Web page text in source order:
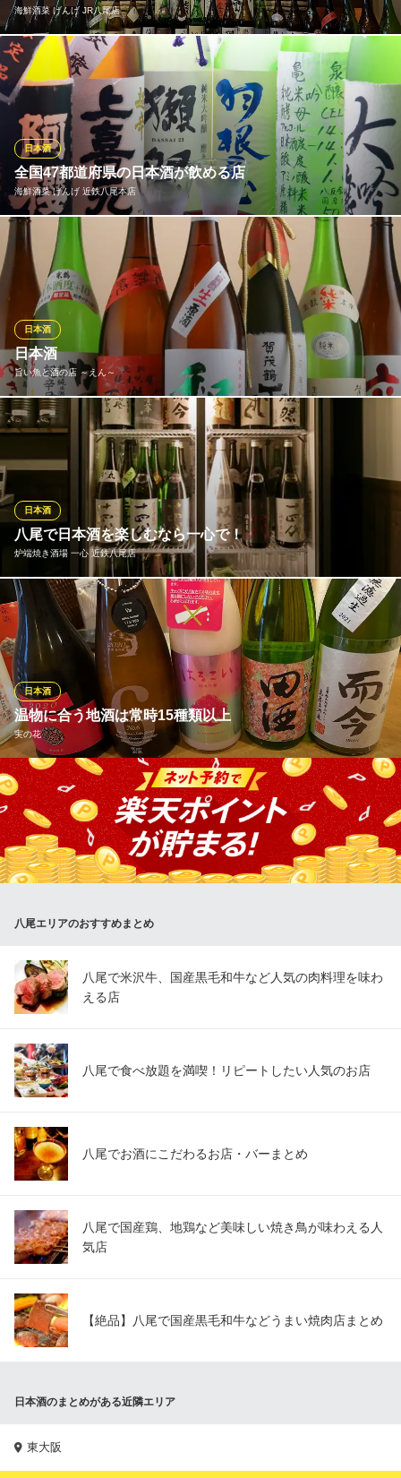
おでんと肴 清水
創作おでんと日本酒
近鉄大阪線近鉄八尾駅 徒歩2分
大阪府八尾市北本町1-1-11 パールマンション1F
海鮮酒菜 げんげ JR八尾店
利き酒師の資格を持つオーナー自ら厳選した、各地の銘酒を常時
３０種類以上ラインナップ。 季節限定酒や通常では入手困難な銘
柄も数多く取り揃えており、普段あまり日本酒に馴染みのない方
から、コアな日本酒ファンの方まで楽しんで頂ける幅広い内容。
何度通っても飽きないように定期的に種類も変更しています。
海鮮酒菜 げんげ JR八尾店
海鮮居酒屋
ＪＲ大和路線八尾駅 徒歩1分
大阪府八尾市安中町3-7-5
全国47都道府県の日本酒が飲める店
海鮮酒菜 げんげ 近鉄八尾本店
日本酒
利酒師の資格を持つオーナー自らが厳選した北海道～沖縄まで約6
0種類の日本酒を常時ご用意し、こだわりを持ってご提供しており
ます！！ご注文いただいた料理に合ったお酒をセレクトすること
は勿論の事、日本酒が苦手な方でも飲みやすいものから、クセの
強いものまで幅広く取り扱っております。
海鮮酒菜 げんげ 近鉄八尾本店
海鮮居酒屋
近鉄大阪線近鉄八尾駅 徒歩1分
大阪府八尾市東本町3-5-7 ダイヤビル3F
日本酒
旨い魚と酒の店 ～えん～
日本酒
日本酒もその時に美味しいお酒を八尾や東大阪や兵庫県などにこ
だわりを持った大将が営んでいる酒屋さんまで足を運んで試飲し
て購入しています。
旨い魚と酒の店 ～えん～
割烹居酒屋
近鉄大阪線近鉄八尾駅 徒歩1分
大阪府八尾市光町2-180
八尾で日本酒を楽しむなら一心で！
炉端焼き酒場 一心 近鉄八尾店
日本酒
当店の商品のこだわりは何と言っても日本酒。 純米・吟醸・純米
吟醸と、幅広い銘柄を全国津々浦々から集めました。 有名銘柄だ
けを集めるのではなく、種類だけを集めるのではなく、店主が本
当に美味いと思った日本酒だけを取り揃えました。
炉端焼き酒場 一心 近鉄八尾店
個室×海鮮炉端×日本酒
近鉄大阪線近鉄八尾駅 徒歩1分
大阪府八尾市光町2-180-1
温物に合う地酒は常時15種類以上
実の花
日本酒
実は姉妹のうち、妹は大の日本酒好き。全国から厳選した日本酒
を常時15種類以上取り揃えています。市外からの日本酒好きも通
うお店ではありますが、初心者の方も気兼ねなくどうぞ。迷われ
たらお料理に合うオススメの一杯をご提案。和食と日本酒のマリ
アージュを！
※こちらは夜のみのこだわりです。
実の花
ＪＲ大和路線八尾駅 徒歩3分
大阪府八尾市安中町3-5-10
八尾エリアのおすすめまとめ
八尾で米沢牛、国産黒毛和牛など人気の肉料理を味わ
える店
八尾で食べ放題を満喫！リピートしたい人気のお店
八尾でお酒にこだわるお店・バーまとめ
八尾で国産鶏、地鶏など美味しい焼き鳥が味わえる人
気店
【絶品】八尾で国産黒毛和牛などうまい焼肉店まとめ
日本酒のまとめがある近隣エリア
東大阪